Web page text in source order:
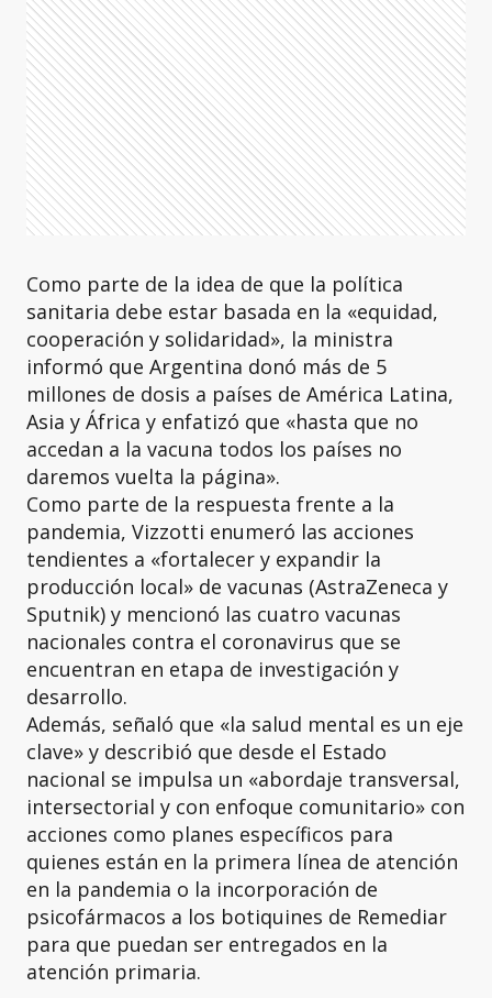
Como parte de la idea de que la política
sanitaria debe estar basada en la «equidad,
cooperación y solidaridad», la ministra
informó que Argentina donó más de 5
millones de dosis a países de América Latina,
Asia y África y enfatizó que «hasta que no
accedan a la vacuna todos los países no
daremos vuelta la página».
Como parte de la respuesta frente a la
pandemia, Vizzotti enumeró las acciones
tendientes a «fortalecer y expandir la
producción local» de vacunas (AstraZeneca y
Sputnik) y mencionó las cuatro vacunas
nacionales contra el coronavirus que se
encuentran en etapa de investigación y
desarrollo.
Además, señaló que «la salud mental es un eje
clave» y describió que desde el Estado
nacional se impulsa un «abordaje transversal,
intersectorial y con enfoque comunitario» con
acciones como planes específicos para
quienes están en la primera línea de atención
en la pandemia o la incorporación de
psicofármacos a los botiquines de Remediar
para que puedan ser entregados en la
atención primaria.